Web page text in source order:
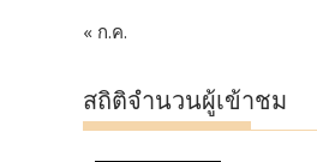
« ก.ค.
สถิติจำนวนผู้เข้าชม